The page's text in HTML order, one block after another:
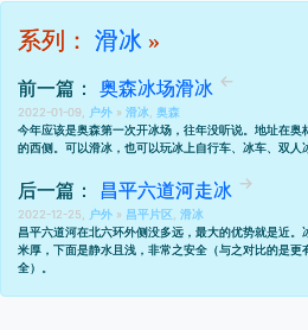
系列： 滑冰 »
前一篇： 奥森冰场滑冰
2022-01-09, 户外 » 滑冰
奥森
今年应该是奥森第一次开冰场，往年没听说。地址在
的西侧。可以滑冰，也可以玩冰上自行车、冰车、双人
后一篇： 昌平六道河走冰
2022-12-25, 户外 » 昌平片区 滑冰
昌平六道河在北六环外侧没多远，最大的优势就是近
米厚，下面是静水且浅，非常之安全（与之对比的是
全）。